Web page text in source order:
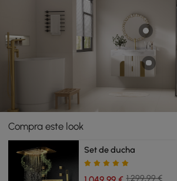
dorado) crea una estética equilibrada
atrevida pero no ruidosa, lujosa pero
Compra este look
Set de ducha
1.299,99 €